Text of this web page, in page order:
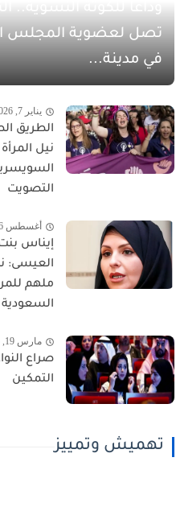
وداعاً للكوتة النسوية..
تصل لعضوية المجلس
في مدينة...
يناير 7, 2026
الطريق
نيل المرأة
التصويت
أغسطس 6, 2025
إيناس
العيسى:
ملهم
السعودية
مارس 19, 2025
صراع
التمكين
تهميش وتمييز